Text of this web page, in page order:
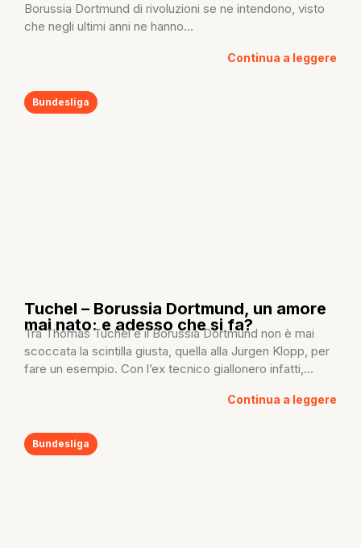
Borussia Dortmund di rivoluzioni se ne intendono, visto
che negli ultimi anni ne hanno...
Continua a leggere
Bundesliga
Tuchel – Borussia Dortmund, un amore
mai nato: e adesso che si fa?
Tra Thomas Tuchel e il Borussia Dortmund non è mai
scoccata la scintilla giusta, quella alla Jurgen Klopp, per
fare un esempio. Con l’ex tecnico giallonero infatti,...
Continua a leggere
Bundesliga